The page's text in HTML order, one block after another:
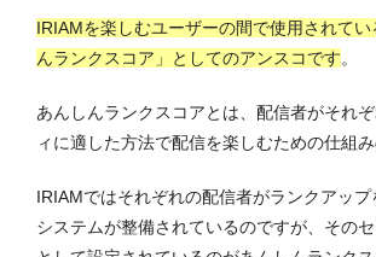
IRIAMを楽しむユーザーの間で使用されてい
んランクスコア」としてのアンスコです。
あんしんランクスコアとは、配信者がそれ
ィに適した方法で配信を楽しむための仕組み
IRIAMではそれぞれの配信者がランクアップ
システムが整備されているのですが、その